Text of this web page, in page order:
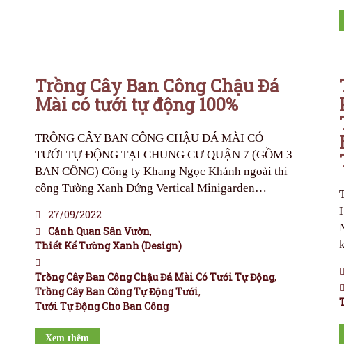
Trồng Cây Ban Công Chậu Đá
Mài có tưới tự động 100%
TRỒNG CÂY BAN CÔNG CHẬU ĐÁ MÀI CÓ
TƯỚI TỰ ĐỘNG TẠI CHUNG CƯ QUẬN 7 (GỒM 3
BAN CÔNG) Công ty Khang Ngọc Khánh ngoài thi
công Tường Xanh Đứng Vertical Minigarden…
27/09/2022
Cảnh Quan Sân Vườn,
Thiết Kế Tường Xanh (Design)
Trồng Cây Ban Công Chậu Đá Mài Có Tưới Tự Động,
Trồng Cây Ban Công Tự Động Tưới,
Tưới Tự Động Cho Ban Công
Xem thêm